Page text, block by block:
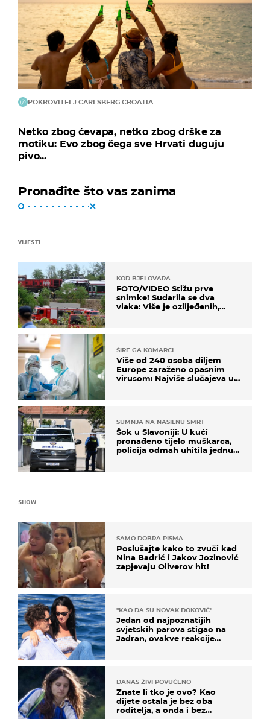
POKROVITELJ CARLSBERG CROATIA
Netko zbog ćevapa, netko zbog drške za
motiku: Evo zbog čega sve Hrvati duguju
pivo...
Pronađite što vas zanima
VIJESTI
KOD BJELOVARA
FOTO/VIDEO Stižu prve
snimke! Sudarila se dva
vlaka: Više je ozlijeđenih,
ŠIRE GA KOMARCI
Više od 240 osoba diljem
Europe zaraženo opasnim
virusom: Najviše slučajeva u
SUMNJA NA NASILNU SMRT
Šok u Slavoniji: U kući
pronađeno tijelo muškarca,
policija odmah uhitila jednu
SHOW
SAMO DOBRA PISMA
Poslušajte kako to zvuči kad
Nina Badrić i Jakov Jozinović
zapjevaju Oliverov hit!
"KAO DA SU NOVAK ĐOKOVIĆ"
Jedan od najpoznatijih
svjetskih parova stigao na
Jadran, ovakve reakcije
DANAS ŽIVI POVUČENO
Znate li tko je ovo? Kao
dijete ostala je bez oba
roditelja, a onda i bez